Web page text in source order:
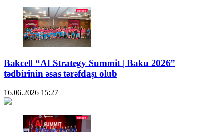
Bakcell “AI Strategy Summit | Baku 2026”
tədbirinin əsas tərəfdaşı olub
16.06.2026 15:27